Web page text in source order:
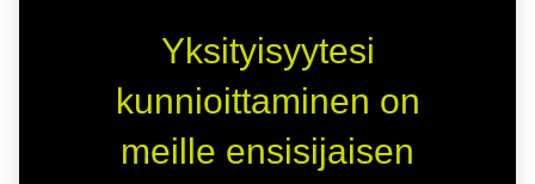
Yksityisyytesi
kunnioittaminen on
meille ensisijaisen